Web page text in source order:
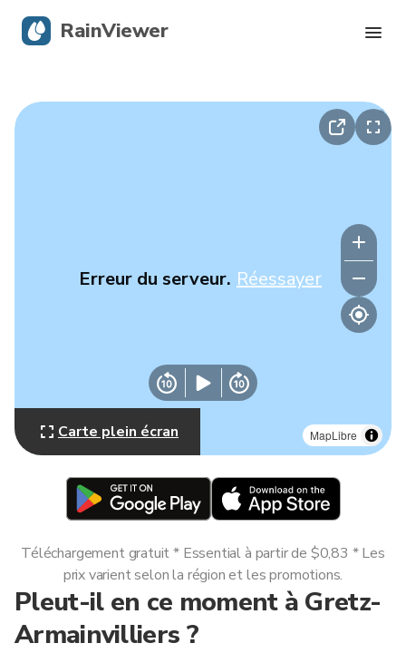
MapLibre
Erreur du serveur. Réessayer
Carte plein écran
Pleut-il en ce moment à Gretz-
Armainvilliers ?
Téléchargement gratuit * Essential à partir de $0,83 * Les
prix varient selon la région et les promotions.
RainViewer